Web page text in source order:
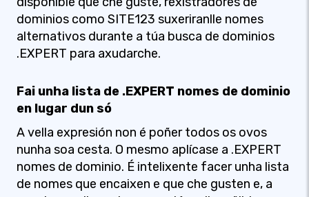
dominios como SITE123 suxeriranlle nomes
alternativos durante a túa busca de dominios
.EXPERT para axudarche.
Fai unha lista de .EXPERT nomes de dominio
en lugar dun só
A vella expresión non é poñer todos os ovos
nunha soa cesta. O mesmo aplícase a .EXPERT
nomes de dominio. É intelixente facer unha lista
de nomes que encaixen e que che gusten e, a